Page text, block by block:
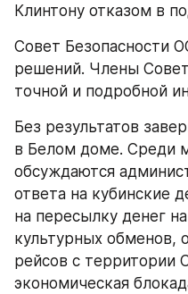
Клинтону отказом в
Совет Безопасности
решений. Члены
точной и подробной
Без результатов
в Белом доме. Среди
обсуждаются
ответа на кубинские
на пересылку денег
культурных обменов,
рейсов с территории
экономическая